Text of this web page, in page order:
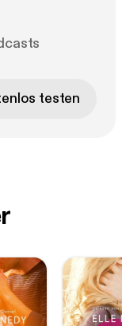
testen